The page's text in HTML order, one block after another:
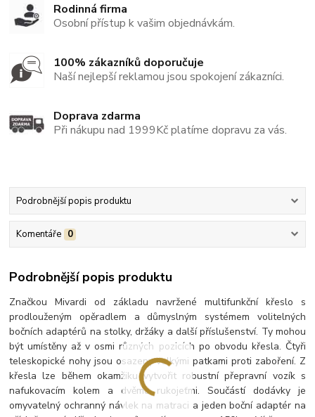
Rodinná firma
Osobní přístup k vašim objednávkám.
100% zákazníků doporučuje
Naší nejlepší reklamou jsou spokojení zákazníci.
Doprava zdarma
Při nákupu nad 1999Kč platíme dopravu za vás.
Podrobnější popis produktu
Komentáře 0
Podrobnější popis produktu
Značkou Mivardi od základu navržené multifunkční křeslo s
prodlouženým opěradlem a důmyslným systémem volitelných
bočních adaptérů na stolky, držáky a další příslušenství. Ty mohou
být umístěny až v osmi různých pozicích po obvodu křesla. Čtyři
teleskopické nohy jsou osazeny velkými patkami proti zaboření. Z
křesla lze během okamžiku vytvořit robustní přepravní vozík s
nafukovacím kolem a dvěma rukojeťmi. Součástí dodávky je
omyvatelný ochranný návlek na matraci a jeden boční adaptér na